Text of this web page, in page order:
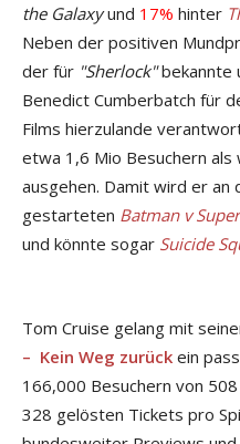
the Galaxyund 17% hinter
Neben der positiven
der für "Sherlock"bekannte
Benedict Cumberbatch für
Films hierzulande
etwa 1,6 Mio Besuchern als
ausgehen. Damit wird er an
gestarteten Batman v
und könnte sogar Suicide
Tom Cruise gelang mit
– Kein Weg zurück ein
166,000 Besuchern von
328 gelösten Tickets pro